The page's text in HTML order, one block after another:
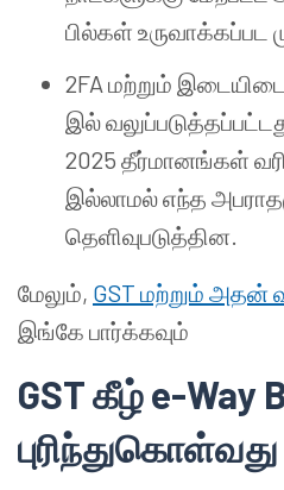
பில்கள் உருவாக்கப்பட
2FA மற்றும்
இல்
2025 தீர்மானங்கள்
இல்லாமல் எந்த
தெளிவுபடுத்தின.
மேலும், GST மற்றும்
இங்கே பார்க்கவும்
GST கீழ் e-
புரிந்துகொள்வது